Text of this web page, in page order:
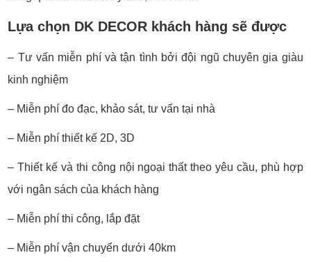
Lựa chọn DK DECOR khách hàng sẽ được
– Tư vấn miễn phí và tận tình bởi đội ngũ chuyên gia giàu
kinh nghiệm
– Miễn phí đo đạc, khảo sát, tư vấn tại nhà
– Miễn phí thiết kế 2D, 3D
– Thiết kế và thi công nội ngoại thất theo yêu cầu, phù hợp
với ngân sách của khách hàng
– Miễn phí thi công, lắp đặt
– Miễn phí vận chuyển dưới 40km